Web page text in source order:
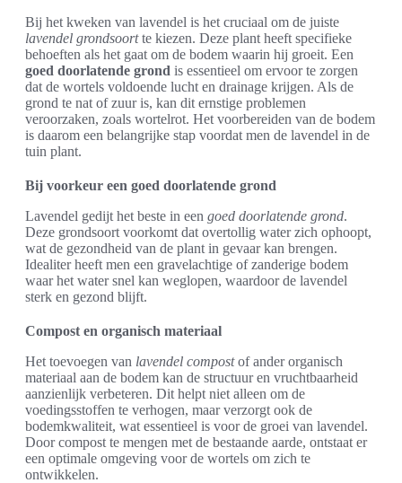
Bij het kweken van lavendel is het cruciaal om de juiste
lavendel grondsoortte kiezen. Deze plant heeft specifieke
behoeften als het gaat om de bodem waarin hij groeit. Een
goed doorlatende grond is essentieel om ervoor te zorgen
dat de wortels voldoende lucht en drainage krijgen. Als de
grond te nat of zuur is, kan dit ernstige problemen
veroorzaken, zoals wortelrot. Het voorbereiden van de bodem
is daarom een belangrijke stap voordat men de lavendel in de
tuin plant.
Bij voorkeur een goed doorlatende grond
Lavendel gedijt het beste in een goed doorlatende grond.
Deze grondsoort voorkomt dat overtollig water zich ophoopt,
wat de gezondheid van de plant in gevaar kan brengen.
Idealiter heeft men een gravelachtige of zanderige bodem
waar het water snel kan weglopen, waardoor de lavendel
sterk en gezond blijft.
Compost en organisch materiaal
Het toevoegen van lavendel compostof ander organisch
materiaal aan de bodem kan de structuur en vruchtbaarheid
aanzienlijk verbeteren. Dit helpt niet alleen om de
voedingsstoffen te verhogen, maar verzorgt ook de
bodemkwaliteit, wat essentieel is voor de groei van lavendel.
Door compost te mengen met de bestaande aarde, ontstaat er
een optimale omgeving voor de wortels om zich te
ontwikkelen.